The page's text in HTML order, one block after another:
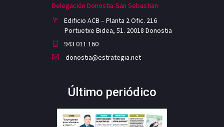
Delegación Donostia-San Sebastian
Edificio ACB – Planta 2 Ofic. 216
Portuetxe Bidea, 51. 20018 Donostia
943 011 160
donostia@estrategia.net
Último periódico